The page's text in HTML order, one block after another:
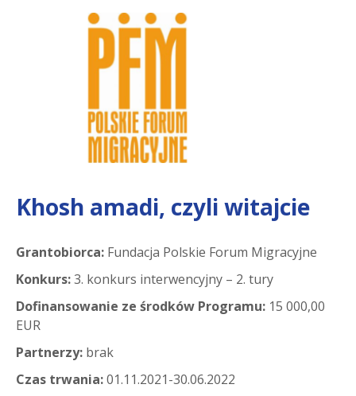
Khosh amadi, czyli witajcie
Grantobiorca: Fundacja Polskie Forum Migracyjne
Konkurs:3. konkurs interwencyjny – 2. tury
Dofinansowanie ze środków Programu: 15 000,00
EUR
Partnerzy: brak
Czas trwania:01.11.2021-30.06.2022